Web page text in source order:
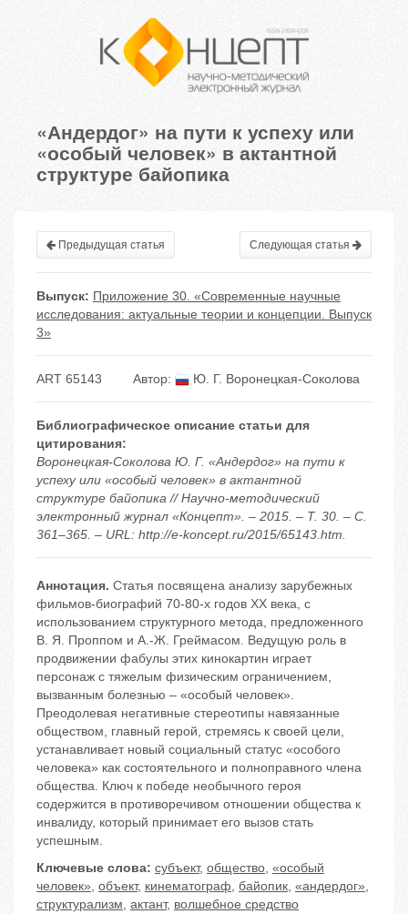
«Андердог» на пути к успеху или
«особый человек» в актантной
структуре байопика
Предыдущая статья Следующая статья
Выпуск: Приложение 30. «Современные научные
исследования: актуальные теории и концепции. Выпуск
3»
ART 65143 Автор: Ю. Г. Воронецкая-Соколова
Библиографическое описание статьи для
цитирования:
Воронецкая-Соколова Ю. Г. «Андердог» на пути к
успеху или «особый человек» в актантной
структуре байопика // Научно-методический
электронный журнал «Концепт». – 2015. – Т. 30. – С.
361–365. – URL: http://e-koncept.ru/2015/65143.htm.
Аннотация. Статья посвящена анализу зарубежных
фильмов-биографий 70-80-х годов ХХ века, с
использованием структурного метода, предложенного
В. Я. Проппом и А.-Ж. Греймасом. Ведущую роль в
продвижении фабулы этих кинокартин играет
персонаж с тяжелым физическим ограничением,
вызванным болезнью – «особый человек».
Преодолевая негативные стереотипы навязанные
обществом, главный герой, стремясь к своей цели,
устанавливает новый социальный статус «особого
человека» как состоятельного и полноправного члена
общества. Ключ к победе необычного героя
содержится в противоречивом отношении общества к
инвалиду, который принимает его вызов стать
успешным.
Ключевые слова: субъект, общество, «особый
человек», объект, кинематограф, байопик, «андердог»,
структурализм, актант, волшебное средство